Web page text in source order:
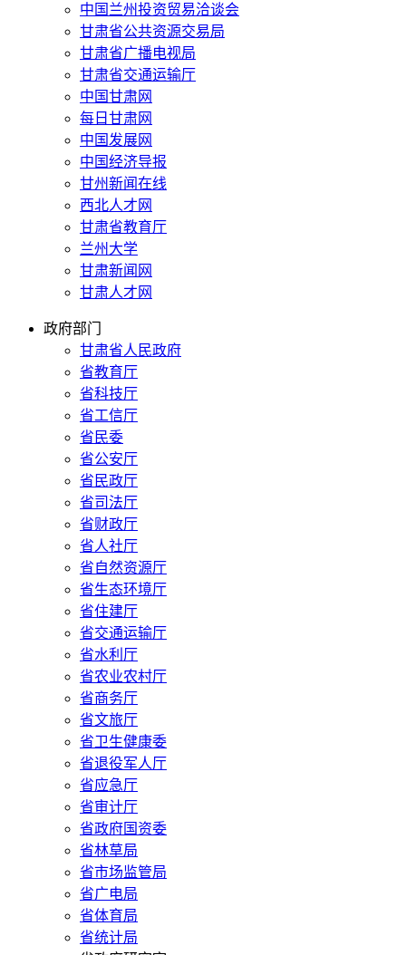
中国兰州投资贸易洽谈会
甘肃省公共资源交易局
甘肃省广播电视局
甘肃省交通运输厅
中国甘肃网
每日甘肃网
中国发展网
中国经济导报
甘州新闻在线
西北人才网
甘肃省教育厅
兰州大学
甘肃新闻网
甘肃人才网
政府部门
甘肃省人民政府
省教育厅
省科技厅
省工信厅
省民委
省公安厅
省民政厅
省司法厅
省财政厅
省人社厅
省自然资源厅
省生态环境厅
省住建厅
省交通运输厅
省水利厅
省农业农村厅
省商务厅
省文旅厅
省卫生健康委
省退役军人厅
省应急厅
省审计厅
省政府国资委
省林草局
省市场监管局
省广电局
省体育局
省统计局